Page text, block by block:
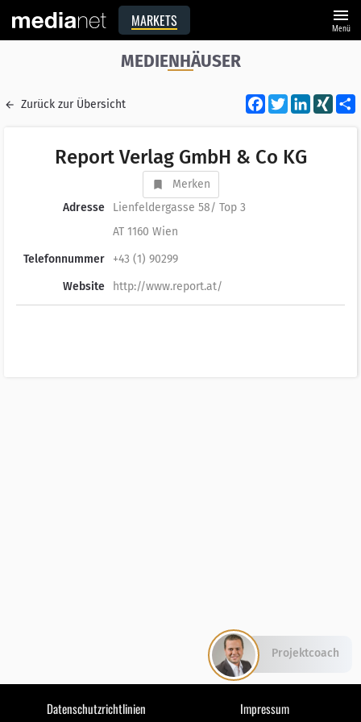
MARKETS menu
Menü
MEDIENHÄUSER
Zurück zur Übersicht Facebook
Twitter XING
Report Verlag GmbH & Co KG
Merken
Adresse
Lienfeldergasse 58/ Top 3
AT 1160 Wien
Telefonnummer
+43 (1) 90299
Website
http://www.report.at/
Datenschutzrichtlinien Impressum
Projektcoach